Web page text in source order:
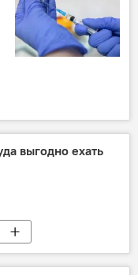
выгодно ехать